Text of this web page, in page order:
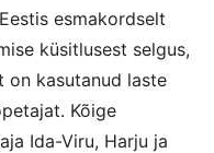
esmakordselt
küsitlusest selgus,
on kasutanud laste
Kõige
Ida-Viru, Harju ja